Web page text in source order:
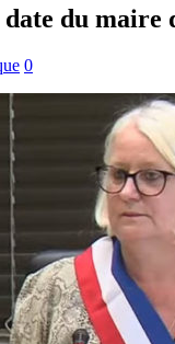
du maire
0